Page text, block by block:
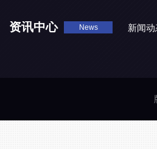
资讯中心 News 新闻